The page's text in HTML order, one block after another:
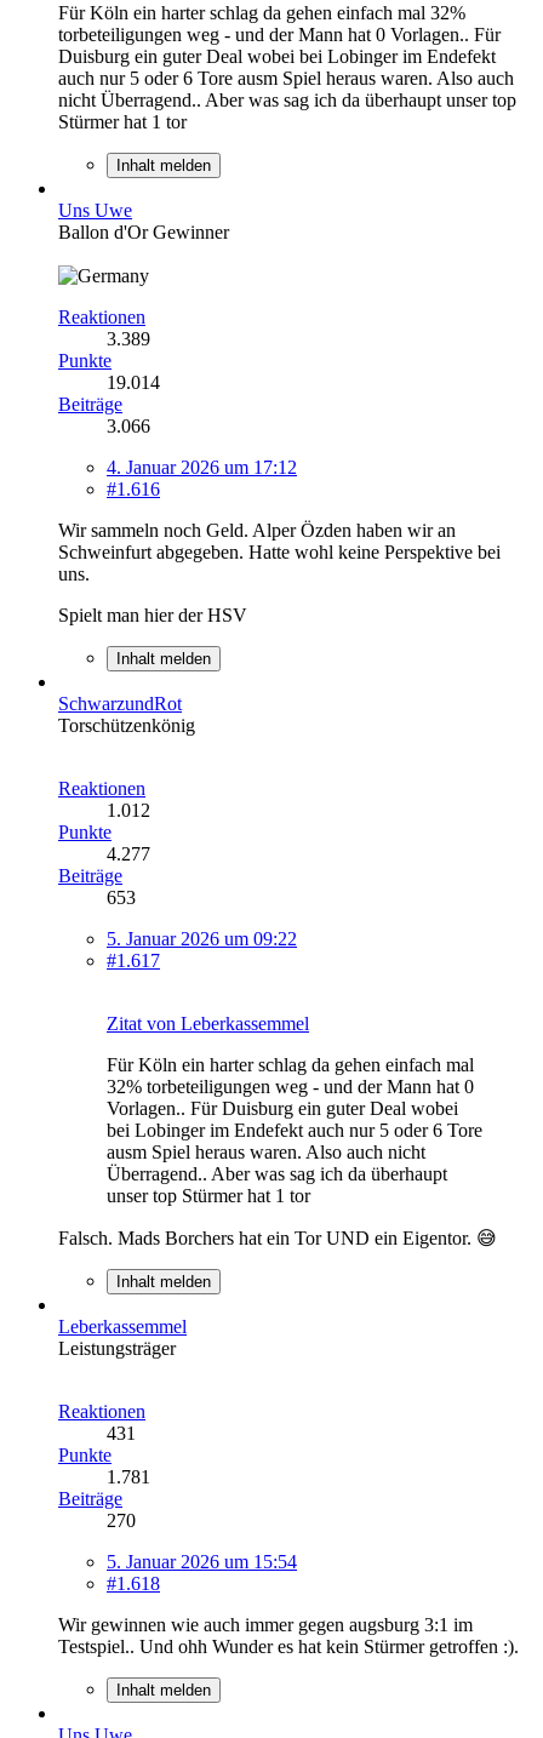
Für Köln ein harter schlag da gehen einfach mal 32%
torbeteiligungen weg - und der Mann hat 0 Vorlagen.. Für
Duisburg ein guter Deal wobei bei Lobinger im Endefekt
auch nur 5 oder 6 Tore ausm Spiel heraus waren. Also auch
nicht Überragend.. Aber was sag ich da überhaupt unser top
Stürmer hat 1 tor
Inhalt melden
Uns Uwe
Ballon d'Or Gewinner
Reaktionen
3.389
Punkte
19.014
Beiträge
3.066
4. Januar 2026 um 17:12
#1.616
Wir sammeln noch Geld. Alper Özden haben wir an
Schweinfurt abgegeben. Hatte wohl keine Perspektive bei
uns.
Spielt man hier der HSV
Inhalt melden
SchwarzundRot
Torschützenkönig
Reaktionen
1.012
Punkte
4.277
Beiträge
653
5. Januar 2026 um 09:22
#1.617
Zitat von Leberkassemmel
Für Köln ein harter schlag da gehen einfach mal
32% torbeteiligungen weg - und der Mann hat 0
Vorlagen.. Für Duisburg ein guter Deal wobei
bei Lobinger im Endefekt auch nur 5 oder 6 Tore
ausm Spiel heraus waren. Also auch nicht
Überragend.. Aber was sag ich da überhaupt
unser top Stürmer hat 1 tor
Falsch. Mads Borchers hat ein Tor UND ein Eigentor. 😅
Inhalt melden
Leberkassemmel
Leistungsträger
Reaktionen
431
Punkte
1.781
Beiträge
270
5. Januar 2026 um 15:54
#1.618
Wir gewinnen wie auch immer gegen augsburg 3:1 im
Testspiel.. Und ohh Wunder es hat kein Stürmer getroffen :).
Inhalt melden